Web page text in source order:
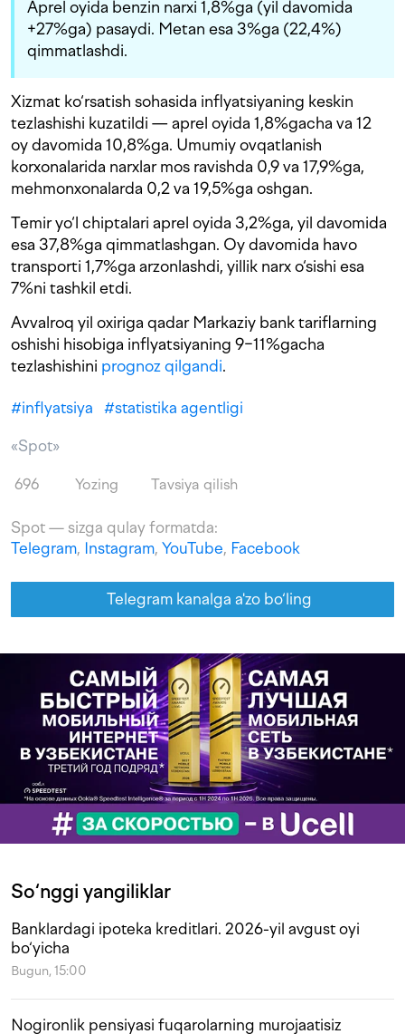
Aprel oyida benzin narxi 1,8%ga (yil davomida
+27%ga) pasaydi. Metan esa 3%ga (22,4%)
qimmatlashdi.
Xizmat ko‘rsatish sohasida inflyatsiyaning keskin
tezlashishi kuzatildi — aprel oyida 1,8%gacha va 12
oy davomida 10,8%ga. Umumiy ovqatlanish
korxonalarida narxlar mos ravishda 0,9 va 17,9%ga,
mehmonxonalarda 0,2 va 19,5%ga oshgan.
Temir yo‘l chiptalari aprel oyida 3,2%ga, yil davomida
esa 37,8%ga qimmatlashgan. Oy davomida havo
transporti 1,7%ga arzonlashdi, yillik narx o‘sishi esa
7%ni tashkil etdi.
Avvalroq yil oxiriga qadar Markaziy bank tariflarning
oshishi hisobiga inflyatsiyaning 9−11%gacha
tezlashishini prognoz qilgandi.
#inflyatsiya #statistika agentligi
«Spot»
696 Yozing Tavsiya qilish
Spot — sizga qulay formatda:
Telegram, Instagram, YouTube, Facebook
Telegram kanalga a'zo bo‘ling
So‘nggi yangiliklar
Banklardagi ipoteka kreditlari. 2026-yil avgust oyi
bo‘yicha
Bugun, 15:00
Nogironlik pensiyasi fuqarolarning murojaatisiz